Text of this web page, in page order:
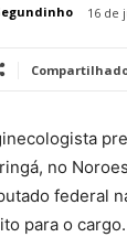
16 de
no
federal
para o cargo.